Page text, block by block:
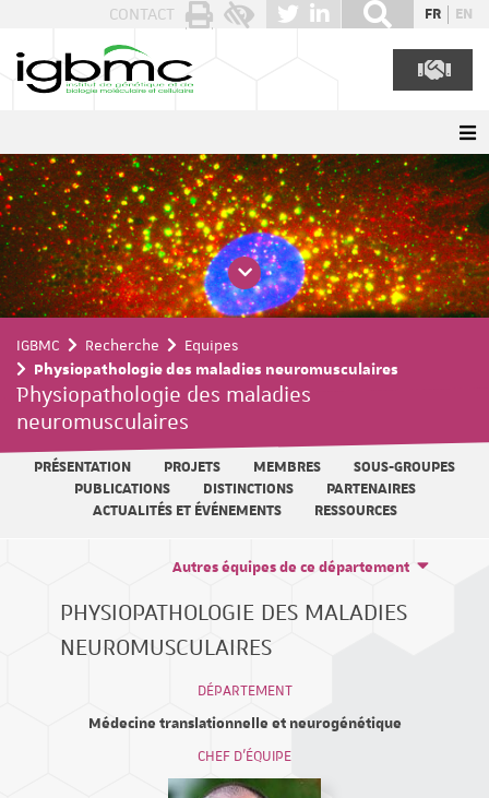
CONTACT FR EN
IGBMC Recherche
Equipes
Physiopathologie des maladies neuromusculaires
Physiopathologie des maladies
neuromusculaires
PRÉSENTATION PROJETS MEMBRES
SOUS-GROUPES
PUBLICATIONS
DISTINCTIONS
PARTENAIRES
ACTUALITÉS ET ÉVÉNEMENTS
RESSOURCES
PHYSIOPATHOLOGIE DES MALADIES
NEUROMUSCULAIRES
Autres équipes de ce département
DÉPARTEMENT
Médecine translationnelle et neurogénétique
CHEF D'ÉQUIPE
Panneau de gestion des cookies